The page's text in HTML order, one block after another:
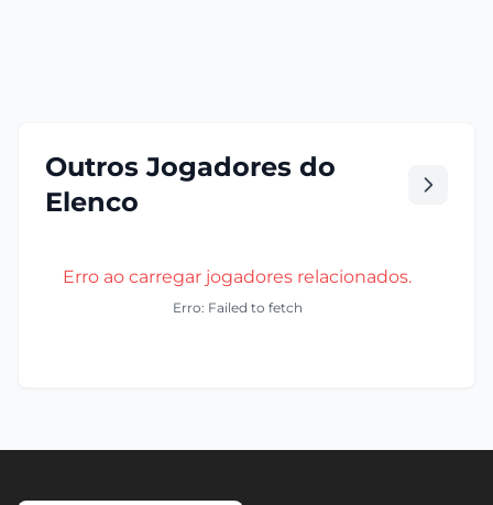
Outros Jogadores do
Elenco
Erro ao carregar jogadores relacionados.
Erro: Failed to fetch